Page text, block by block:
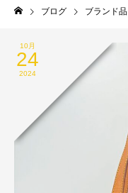
ブログ ブランド品
10月
24
2024